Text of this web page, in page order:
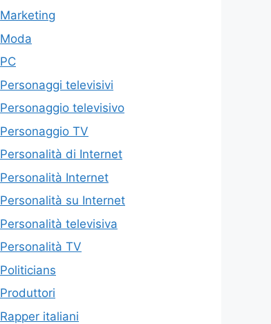
Marketing
Moda
PC
Personaggi televisivi
Personaggio televisivo
Personaggio TV
Personalità di Internet
Personalità Internet
Personalità su Internet
Personalità televisiva
Personalità TV
Politicians
Produttori
Rapper italiani